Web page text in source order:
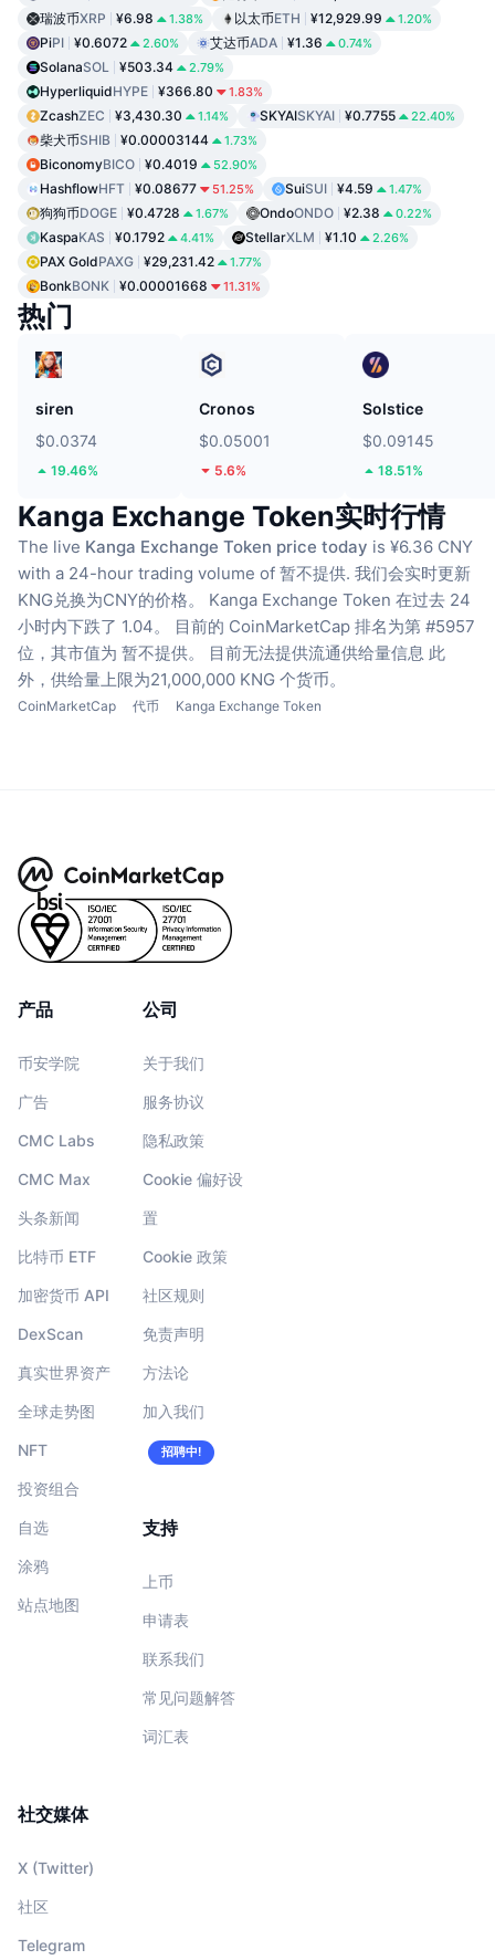
瑞波币XRP ¥6.98 1.38% 以太币ETH ¥12,929.99 1.20%
PiPI ¥0.6072 2.60% 艾达币ADA ¥1.36 0.74%
SolanaSOL ¥503.34 2.79%
HyperliquidHYPE ¥366.80 1.83%
ZcashZEC ¥3,430.30 1.14% SKYAISKYAI ¥0.7755 22.40%
柴犬币SHIB ¥0.00003144 1.73%
BiconomyBICO ¥0.4019 52.90%
HashflowHFT ¥0.08677 51.25% SuiSUI ¥4.59 1.47%
狗狗币DOGE ¥0.4728 1.67% OndoONDO ¥2.38 0.22%
KaspaKAS ¥0.1792 4.41% StellarXLM ¥1.10 2.26%
PAX GoldPAXG ¥29,231.42 1.77%
BonkBONK ¥0.00001668 11.31%
热门
siren
$0.0374
19.46%
Cronos
$0.05001
5.6%
Solstice
$0.09145
18.51%
Kanga Exchange Token实时行情
The live Kanga Exchange Token price today is ¥6.36 CNY
with a 24-hour trading volume of 暂不提供. 我们会实时更新
KNG兑换为CNY的价格。
Kanga Exchange Token 在过去 24
小时内下跌了 1.04。
目前的 CoinMarketCap 排名为第 #5957
位，其市值为 暂不提供。
目前无法提供流通供给量信息 此
外，供给量上限为21,000,000 KNG 个货币。
CoinMarketCap 代币 Kanga Exchange Token
产品
币安学院
广告
CMC Labs
CMC Max
头条新闻
比特币 ETF
加密货币 API
DexScan
真实世界资产
全球走势图
NFT
投资组合
自选
涂鸦
站点地图
公司
关于我们
服务协议
隐私政策
Cookie 偏好设
置
Cookie 政策
社区规则
免责声明
方法论
加入我们
招聘中!
支持
上币
申请表
联系我们
常见问题解答
词汇表
社交媒体
X (Twitter)
社区
Telegram